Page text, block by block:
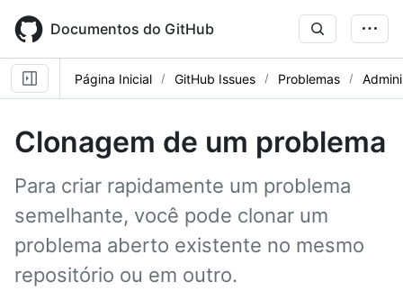
main
content
Documentos do GitHub
Página Inicial GitHub Issues Problemas
Clonagem de um problema
Para criar rapidamente um problema
semelhante, você pode clonar um
problema aberto existente no mesmo
repositório ou em outro.